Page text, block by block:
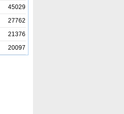
45029
27762
21376
20097